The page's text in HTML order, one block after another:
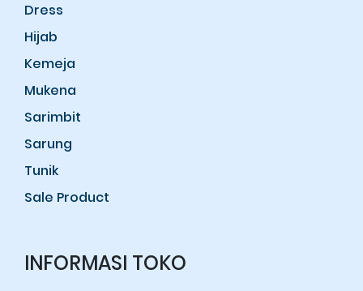
Dress
Hijab
Kemeja
Mukena
Sarimbit
Sarung
Tunik
Sale Product
INFORMASI TOKO